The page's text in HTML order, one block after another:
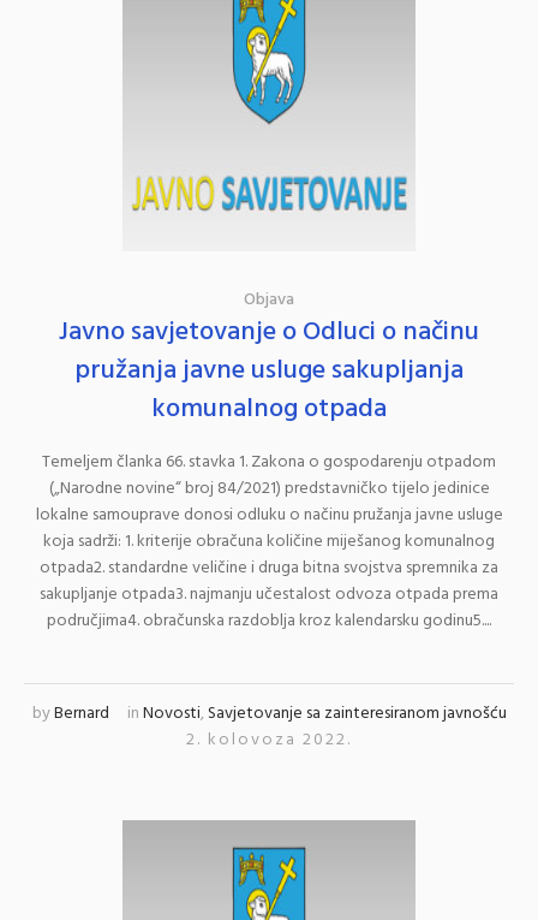
Objava
Javno savjetovanje o Odluci o načinu
pružanja javne usluge sakupljanja
komunalnog otpada
Temeljem članka 66. stavka 1. Zakona o gospodarenju otpadom
(„Narodne novine“ broj 84/2021) predstavničko tijelo jedinice
lokalne samouprave donosi odluku o načinu pružanja javne usluge
koja sadrži: 1. kriterije obračuna količine miješanog komunalnog
otpada2. standardne veličine i druga bitna svojstva spremnika za
sakupljanje otpada3. najmanju učestalost odvoza otpada prema
područjima4. obračunska razdoblja kroz kalendarsku godinu5....
byBernard inNovosti,Savjetovanje sa zainteresiranom javnošću
2. kolovoza 2022.